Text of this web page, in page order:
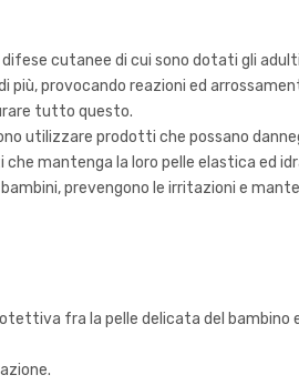
cutanee di cui sono dotati gli
più, provocando reazioni ed
tutto questo.
utilizzare prodotti che possano
mantenga la loro pelle elastica ed
prevengono le irritazioni e
fra la pelle delicata del bambino